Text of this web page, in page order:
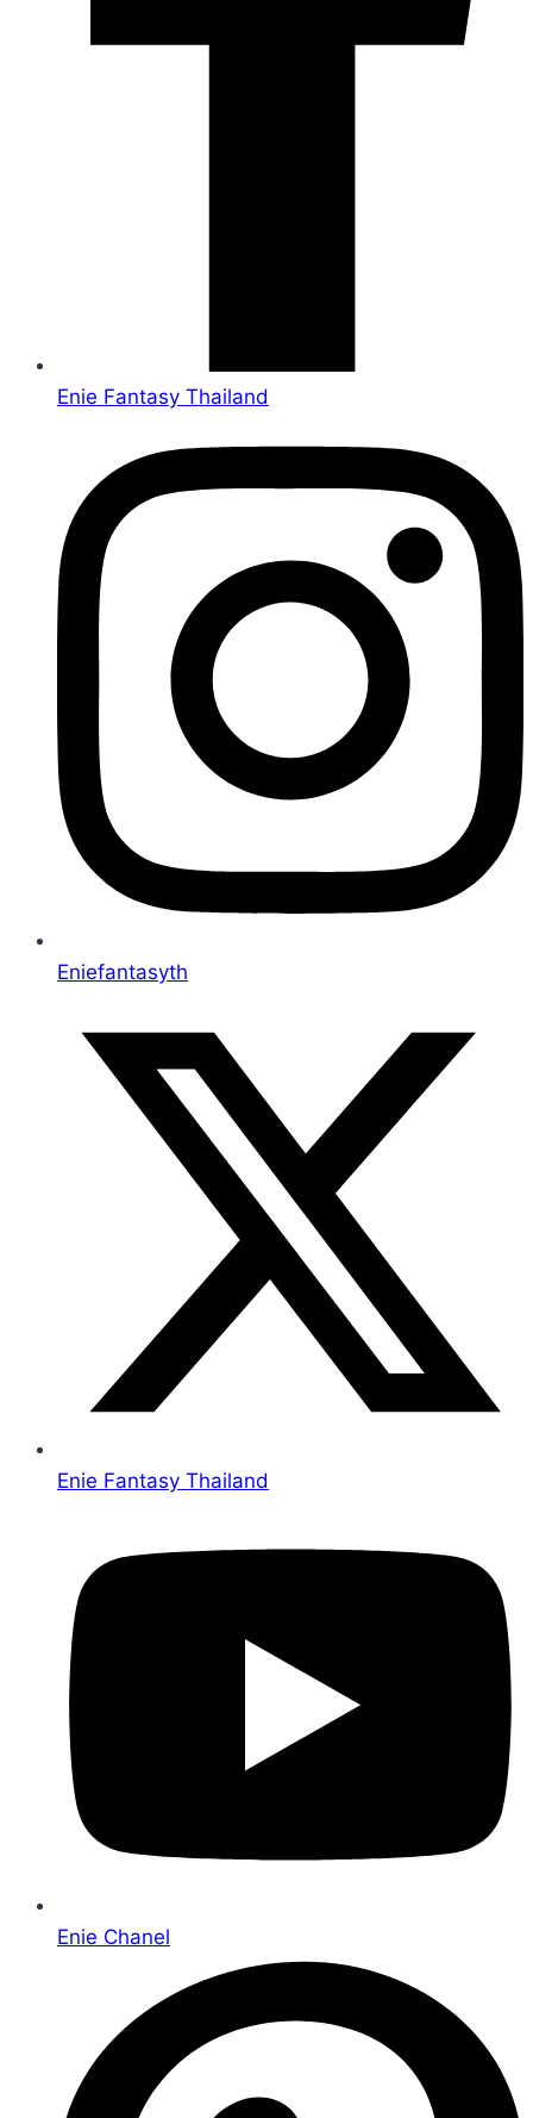
Enie Fantasy Thailand
Eniefantasyth
Enie Fantasy Thailand
Enie Chanel